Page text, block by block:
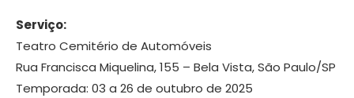
Serviço:
Teatro Cemitério de Automóveis
Rua Francisca Miquelina, 155 – Bela Vista, São Paulo/SP
Temporada: 03 a 26 de outubro de 2025